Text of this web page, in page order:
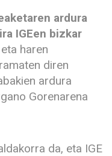
ardura
IGEen bizkar
haren
diren
ardura
Gorenarena
da, eta IGE